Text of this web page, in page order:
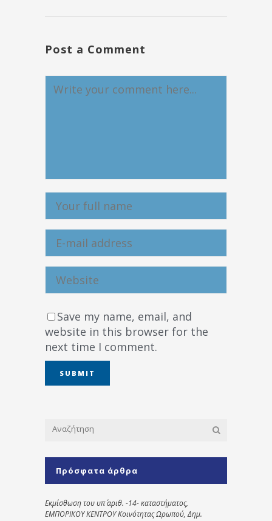
Post a Comment
Save my name, email, and
website in this browser for the
next time I comment.
Πρόσφατα άρθρα
Εκμίσθωση του υπ΄ αριθ. -14- καταστήματος,
ΕΜΠΟΡΙΚΟΥ ΚΕΝΤΡΟΥ Κοινότητας Ωρωπού, Δημ.